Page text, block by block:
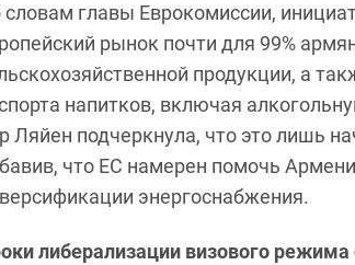
словам главы Еврокомиссии,
рынок почти для 99%
продукции, а
напитков, включая
Ляйен подчеркнула, что это лишь
что ЕС намерен помочь
энергоснабжения.
либерализации визового